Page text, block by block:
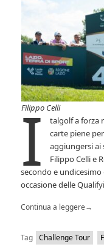
Filippo Celli
I
talgolf a forza
carte piene
aggiungersi ai
Filippo Celli e
secondo e undicesimo
occasione delle
Continua a leggere→
Tag Challenge Tour